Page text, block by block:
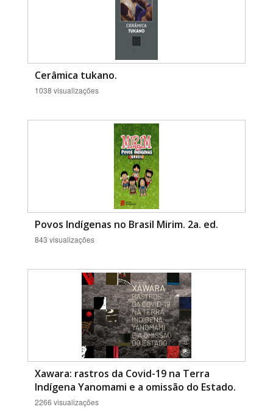
Cerâmica tukano.
1038 visualizações
Povos Indígenas no Brasil Mirim. 2a. ed.
843 visualizações
Xawara: rastros da Covid-19 na Terra
Indígena Yanomami e a omissão do Estado.
2266 visualizações